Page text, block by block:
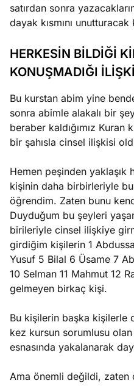
satırdan sonra
dayak kısmını
HERKESİN BİLDİĞİ
KONUŞMADIĞI
Bu kurstan abim yine
sonra abimle alakalı bir
beraber kaldığımız
bir şahısla cinsel ilişkisi
Hemen peşinden yaklaşık
kişinin daha birbirleriyle
öğrendim. Zaten bunu
Duyduğum bu şeyleri
birileriyle cinsel ilişkiye
girdiğim kişilerin 1
Yusuf 5 Bilal 6 Üsame 7
10 Selman 11 Mahmut 12
gelmeyen birkaç kişi.
Bu kişilerin başka kişilerle
kez kursun sorumlusu
esnasında yakalanarak
Ama önemli değildi, zaten